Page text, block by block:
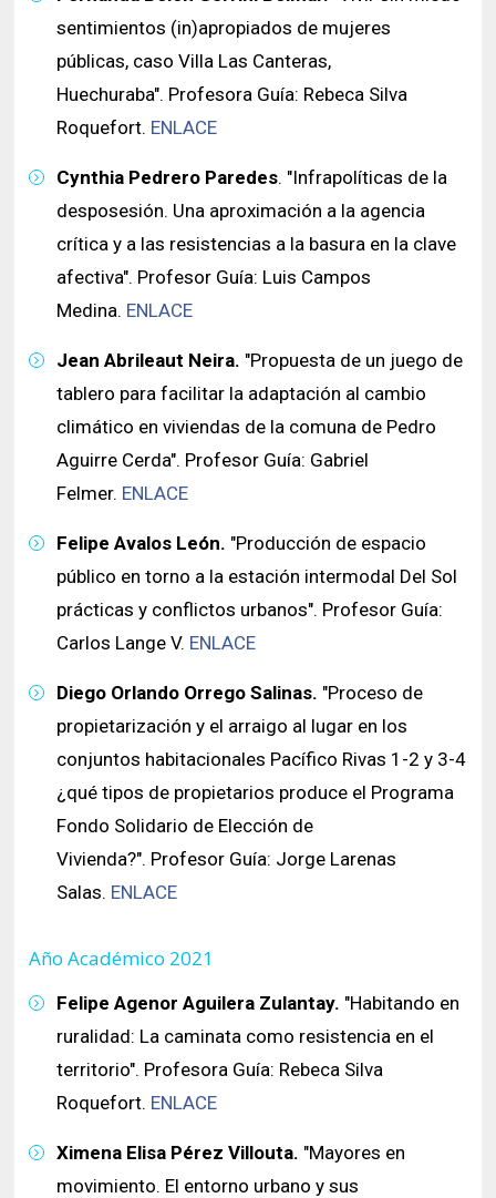
sentimientos (in)apropiados de mujeres
públicas, caso Villa Las Canteras,
Huechuraba". Profesora Guía: Rebeca Silva
Roquefort. ENLACE
Cynthia Pedrero Paredes. "Infrapolíticas de la
desposesión. Una aproximación a la agencia
crítica y a las resistencias a la basura en la clave
afectiva". Profesor Guía: Luis Campos
Medina. ENLACE
Jean Abrileaut Neira. "Propuesta de un juego de
tablero para facilitar la adaptación al cambio
climático en viviendas de la comuna de Pedro
Aguirre Cerda". Profesor Guía: Gabriel
Felmer. ENLACE
Felipe Avalos León. "Producción de espacio
público en torno a la estación intermodal Del Sol
prácticas y conflictos urbanos". Profesor Guía:
Carlos Lange V. ENLACE
Diego Orlando Orrego Salinas. "Proceso de
propietarización y el arraigo al lugar en los
conjuntos habitacionales Pacífico Rivas 1-2 y 3-4
¿qué tipos de propietarios produce el Programa
Fondo Solidario de Elección de
Vivienda?". Profesor Guía: Jorge Larenas
Salas. ENLACE
Año Académico 2021
Felipe Agenor Aguilera Zulantay. "Habitando en
ruralidad: La caminata como resistencia en el
territorio". Profesora Guía: Rebeca Silva
Roquefort. ENLACE
Ximena Elisa Pérez Villouta. "Mayores en
movimiento. El entorno urbano y sus